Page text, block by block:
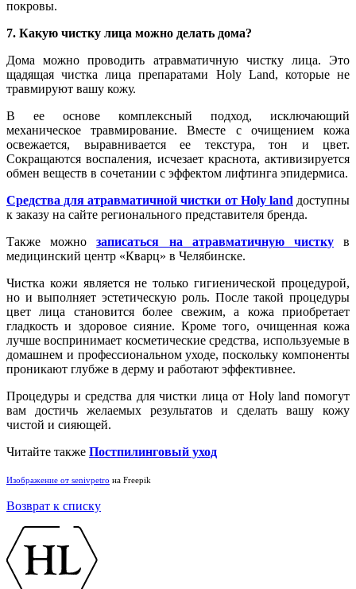
покровы.
7. Какую чистку лица можно делать дома?
Дома можно проводить атравматичную чистку лица. Это
щадящая чистка лица препаратами Holy Land, которые не
травмируют вашу кожу.
В ее основе комплексный подход, исключающий
механическое травмирование. Вместе с очищением кожа
освежается, выравнивается ее текстура, тон и цвет.
Сокращаются воспаления, исчезает краснота, активизируется
обмен веществ в сочетании с эффектом лифтинга эпидермиса.
Средства для атравматичной чистки от Holy land доступны
к заказу на сайте регионального представителя бренда.
Также можнозаписаться на атравматичную чисткув
медицинский центр «Кварц» в Челябинске.
Чистка кожи является не только гигиенической процедурой,
но и выполняет эстетическую роль. После такой процедуры
цвет лица становится более свежим, а кожа приобретает
гладкость и здоровое сияние. Кроме того, очищенная кожа
лучше воспринимает косметические средства, используемые в
домашнем и профессиональном уходе, поскольку компоненты
проникают глубже в дерму и работают эффективнее.
Процедуры и средства для чистки лица от Holy land помогут
вам достичь желаемых результатов и сделать вашу кожу
чистой и сияющей.
Читайте также Постпилинговый уход
Изображение от senivpetro на Freepik
Возврат к списку